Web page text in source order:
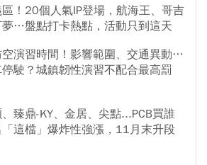
！20個人氣IP登場，航海王、哥吉
…盤點打卡熱點，活動只到這天
演習時間！影響範圍、交通異動…
駛？城鎮韌性演習不配合最高罰
臻鼎-KY、金居、尖點...PCB買誰
這檔」爆炸性強漲，11月末升段